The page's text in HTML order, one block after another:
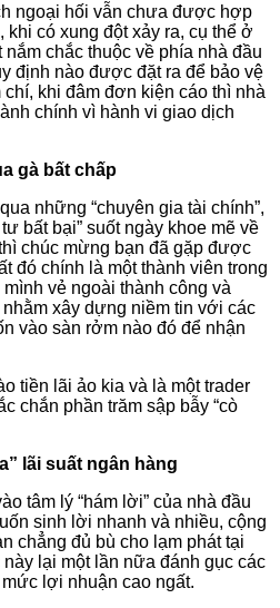
ngoại hối vẫn chưa được hợp
khi có xung đột xảy ra, cụ thể ở
chắc thuộc về phía nhà đầu
định nào được đặt ra để bảo vệ
khi đâm đơn kiện cáo thì nhà
chính vì hành vi giao dịch
gà bất chấp
những “chuyên gia tài chính”,
bất bại” suốt ngày khoe mẽ về
chúc mừng bạn đã gặp được
đó chính là một thành viên trong
vẻ ngoài thành công và
xây dựng niềm tin với các
vào sàn rởm nào đó để nhận
tiền lãi ảo kia và là một trader
chắn phần trăm sập bẫy “cò
lãi suất ngân hàng
tâm lý “hám lời” của nhà đầu
sinh lời nhanh và nhiều, cộng
chẳng đủ bù cho lạm phát tại
lại một lần nữa đánh gục các
lợi nhuận cao ngất.